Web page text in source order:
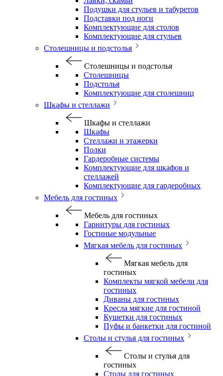
Подушки для стульев и табуретов
Подставки под ноги
Комплектующие для столов
Комплектующие для стульев
Столешницы и подстолья
Столешницы и подстолья
Столешницы
Подстолья
Комплектующие для столешниц
Шкафы и стеллажи
Шкафы и стеллажи
Шкафы
Стеллажи и этажерки
Полки
Гардеробные системы
Комплектующие для шкафов и
стеллажей
Комплектующие для гардеробных
Мебель для гостиных
Мебель для гостиных
Гарнитуры для гостиных
Гостиные модульные
Мягкая мебель для гостиных
Мягкая мебель для
гостиных
Комплекты мягкой мебели для
гостиных
Диваны для гостиных
Кресла мягкие для гостиной
Кушетки для гостиных
Пуфы и банкетки для гостиной
Столы и стулья для гостиных
Столы и стулья для
гостиных
Столы для гостиных